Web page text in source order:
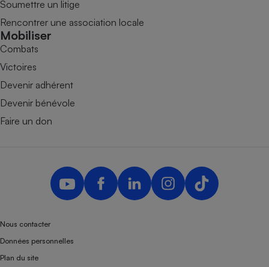
Soumettre un litige
Rencontrer une association locale
Mobiliser
Combats
Victoires
Devenir adhérent
Devenir bénévole
Faire un don
Nous contacter
Données personnelles
Plan du site